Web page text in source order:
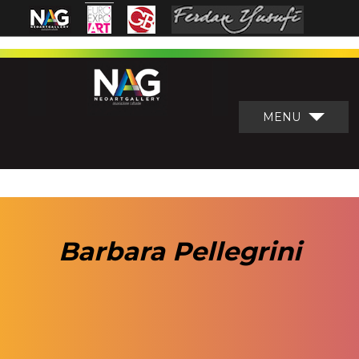
MENU
Barbara Pellegrini